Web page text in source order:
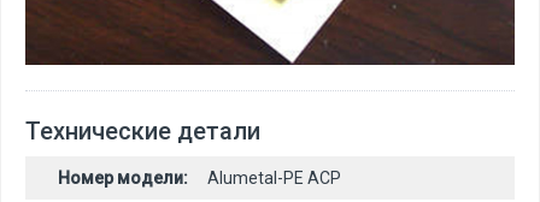
Технические детали
Номер модели: Alumetal-PE ACP